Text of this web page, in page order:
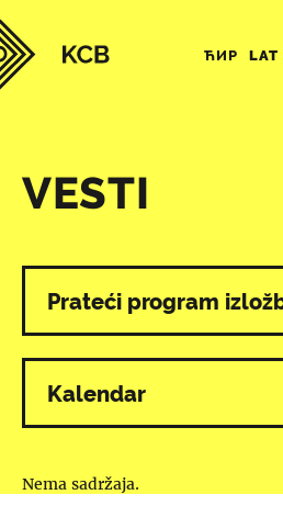
ЋИР LAT
VESTI
Svi programi
Prateći program
Kalendar
Nema sadržaja.